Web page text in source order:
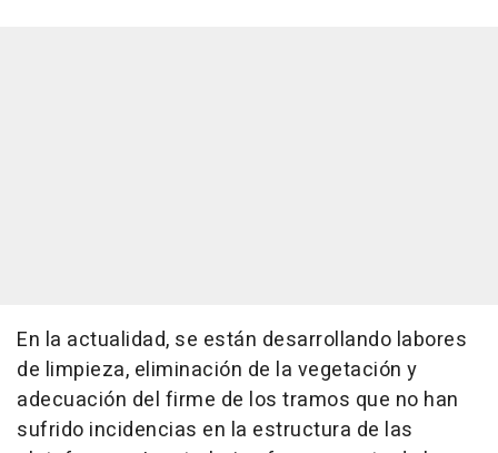
En la actualidad, se están desarrollando labores
de limpieza, eliminación de la vegetación y
adecuación del firme de los tramos que no han
sufrido incidencias en la estructura de las